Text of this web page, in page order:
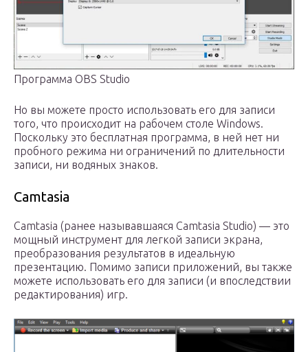
Программа OBS Studio
Но вы можете просто использовать его для записи
того, что происходит на рабочем столе Windows.
Поскольку это бесплатная программа, в ней нет ни
пробного режима ни ограничений по длительности
записи, ни водяных знаков.
Camtasia
Camtasia (ранее называвшаяся Camtasia Studio) — это
мощный инструмент для легкой записи экрана,
преобразования результатов в идеальную
презентацию. Помимо записи приложений, вы также
можете использовать его для записи (и впоследствии
редактирования) игр.